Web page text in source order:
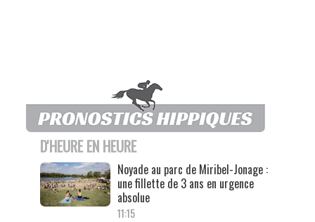
D'HEURE EN HEURE
Noyade au parc de Miribel-Jonage :
une fillette de 3 ans en urgence
absolue
11:15